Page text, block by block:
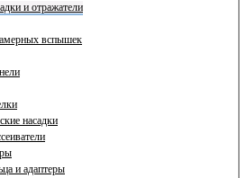
и отражатели
вспышек
насадки
и адаптеры